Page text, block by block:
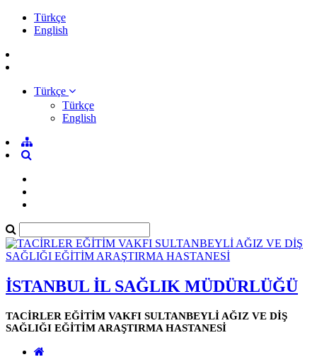
Türkçe
English
Türkçe
Türkçe
English
İSTANBUL İL SAĞLIK MÜDÜRLÜĞÜ
TACİRLER EĞİTİM VAKFI SULTANBEYLİ AĞIZ VE DİŞ
SAĞLIĞI EĞİTİM ARAŞTIRMA HASTANESİ